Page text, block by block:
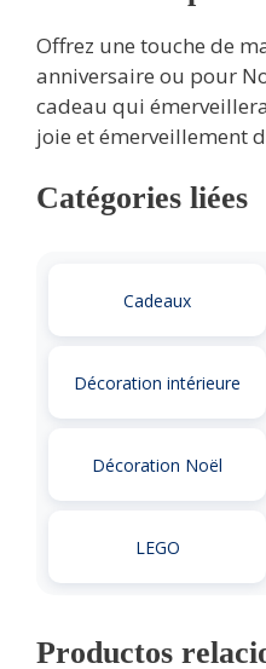
Offrez une touche de
anniversaire ou pour
cadeau qui
joie et émerveillement
Catégories liées
Cadeaux
Décoration intérieure
Décoration Noël
LEGO
Productos